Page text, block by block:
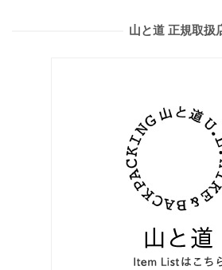
山と道 正規取扱